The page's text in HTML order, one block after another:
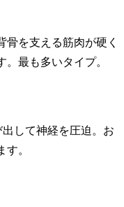
を支える筋肉が硬く
最も多いタイプ。
して神経を圧迫。お
。